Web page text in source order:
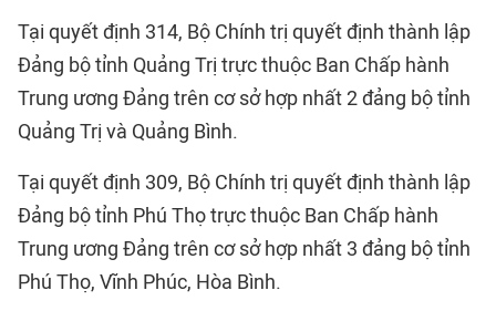
Tại quyết định 314, Bộ Chính trị quyết định thành lập
Đảng bộ tỉnh Quảng Trị trực thuộc Ban Chấp hành
Trung ương Đảng trên cơ sở hợp nhất 2 đảng bộ tỉnh
Quảng Trị và Quảng Bình.
Tại quyết định 309, Bộ Chính trị quyết định thành lập
Đảng bộ tỉnh Phú Thọ trực thuộc Ban Chấp hành
Trung ương Đảng trên cơ sở hợp nhất 3 đảng bộ tỉnh
Phú Thọ, Vĩnh Phúc, Hòa Bình.